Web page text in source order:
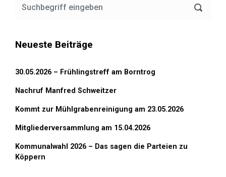
Neueste Beiträge
30.05.2026 – Frühlingstreff am Borntrog
Nachruf Manfred Schweitzer
Kommt zur Mühlgrabenreinigung am 23.05.2026
Mitgliederversammlung am 15.04.2026
Kommunalwahl 2026 – Das sagen die Parteien zu
Köppern